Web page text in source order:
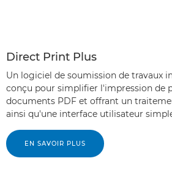
Direct Print Plus
Un logiciel de soumission de travaux
conçu pour simplifier l'impression de
documents PDF et offrant un
ainsi qu'une interface utilisateur
EN SAVOIR PLUS